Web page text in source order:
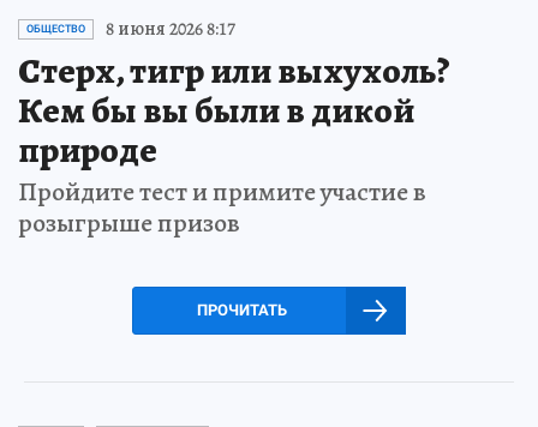
ОБЩЕСТВО 8 июня 2026 8:17
Стерх, тигр или выхухоль?
Кем бы вы были в дикой
природе
Пройдите тест и примите участие в
розыгрыше призов
ПРОЧИТАТЬ